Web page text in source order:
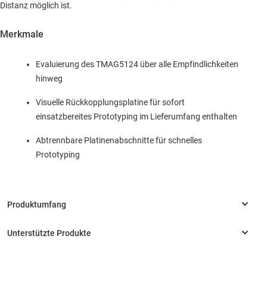
Distanz möglich ist.
Merkmale
Evaluierung des TMAG5124 über alle Empfindlichkeiten
hinweg
Visuelle Rückkopplungsplatine für sofort
einsatzbereites Prototyping im Lieferumfang enthalten
Abtrennbare Platinenabschnitte für schnelles
Prototyping